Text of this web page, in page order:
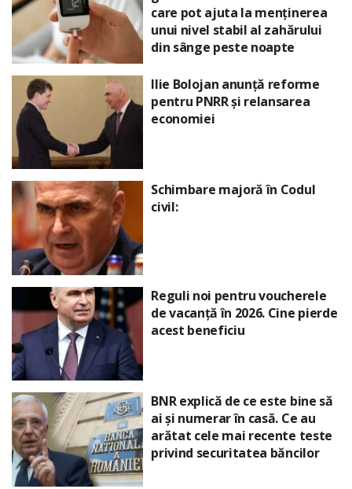
care pot ajuta la menținerea
unui nivel stabil al zahărului
din sânge peste noapte
Ilie Bolojan anunță reforme
pentru PNRR și relansarea
economiei
Schimbare majoră în Codul
civil:
Reguli noi pentru voucherele
de vacanță în 2026. Cine pierde
acest beneficiu
BNR explică de ce este bine să
ai și numerar în casă. Ce au
arătat cele mai recente teste
privind securitatea băncilor